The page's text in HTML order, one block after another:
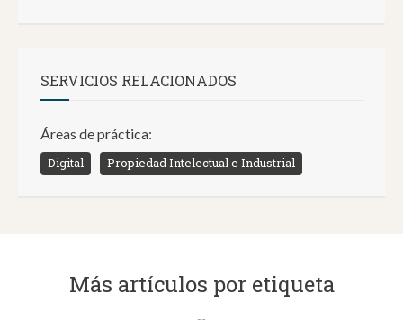
SERVICIOS RELACIONADOS
Áreas de práctica:
Digital Propiedad Intelectual e Industrial
Más artículos por etiqueta